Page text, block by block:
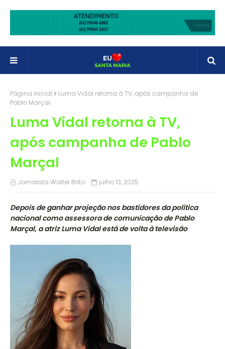
Página inicial
Luma Vidal retorna à TV, após campanha de
Pablo Marçal
Luma Vidal retorna à TV,
após campanha de Pablo
Marçal
Jornalista Walter Brito julho 13, 2025
Depois de ganhar projeção nos bastidores da política
nacional como assessora de comunicação de Pablo
Marçal, a atriz Luma Vidal está de volta à televisão